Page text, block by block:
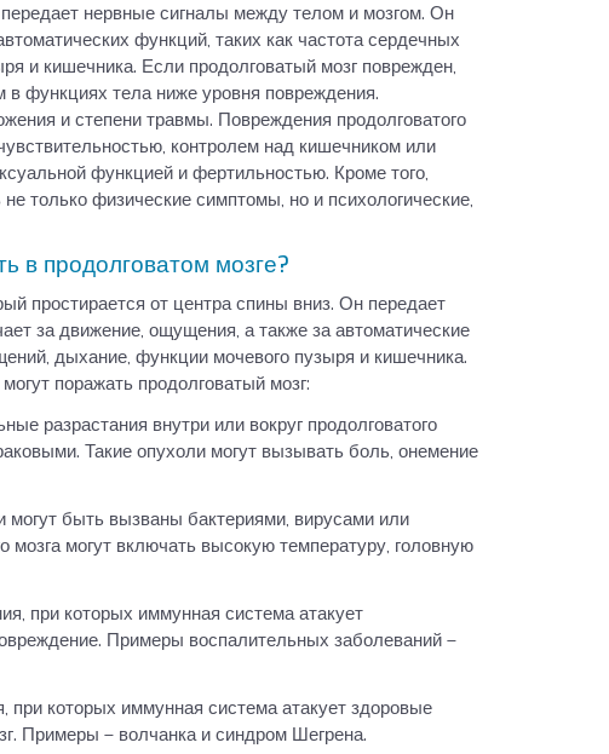
нервные сигналы между телом и мозгом. Он
функций, таких как частота сердечных
и кишечника. Если продолговатый мозг поврежден,
функциях тела ниже уровня повреждения.
и степени травмы. Повреждения продолговатого
контролем над кишечником или
функцией и фертильностью. Кроме того,
только физические симптомы, но и психологические,
в продолговатом мозге?
простирается от центра спины вниз. Он передает
за движение, ощущения, а также за автоматические
дыхание, функции мочевого пузыря и кишечника.
поражать продолговатый мозг:
разрастания внутри или вокруг продолговатого
Такие опухоли могут вызывать боль, онемение
могут быть вызваны бактериями, вирусами или
могут включать высокую температуру, головную
при которых иммунная система атакует
Примеры воспалительных заболеваний –
при которых иммунная система атакует здоровые
Примеры – волчанка и синдром Шегрена.